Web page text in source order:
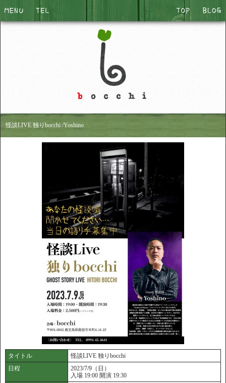
怪談LIVE 独りbocchi /Yoshino
タイトル
怪談LIVE 独りbocchi
日程
2023/7/9（日）
入場 19:00 開演 19:30